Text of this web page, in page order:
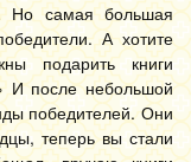
Но самая большая
А хотите
подарить книги
И после небольшой
победителей. Они
теперь вы стали